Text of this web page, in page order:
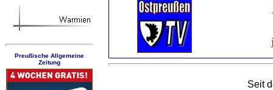
Preußische Allgemeine
Zeitung
Seit